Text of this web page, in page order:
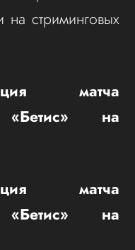
на стриминговых
матча
на
матча
на